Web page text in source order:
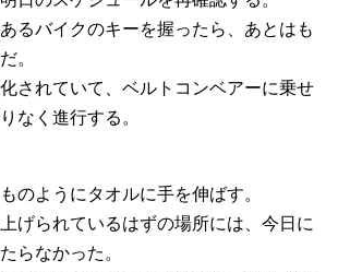
るバイクのキーを握ったら、あとはも
。
されていて、ベルトコンベアーに乗せ
なく進行する。
のようにタオルに手を伸ばす。
げられているはずの場所には、今日に
らなかった。